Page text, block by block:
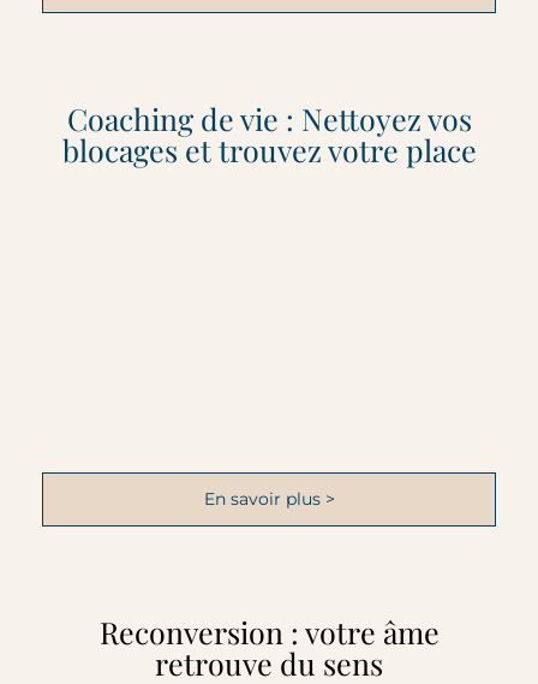
Coaching de vie : Nettoyez vos
blocages et trouvez votre place
En savoir plus >
Reconversion : votre âme
retrouve du sens